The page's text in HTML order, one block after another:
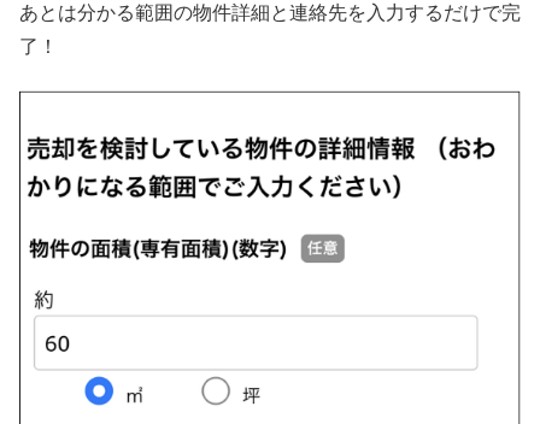
あとは分かる範囲の物件詳細と連絡先を入力するだけで完
了！